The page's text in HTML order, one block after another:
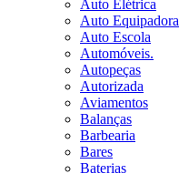
Auto Elétrica
Auto Equipadora
Auto Escola
Automóveis.
Autopeças
Autorizada
Aviamentos
Balanças
Barbearia
Bares
Baterias